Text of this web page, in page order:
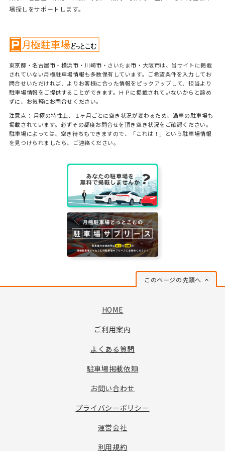
場探しをサポートします。
東京都・名古屋市・横浜市・川崎市・さいたま市・大阪市は、当サイトに掲載
されていない月極駐車場情報も多数保有しています。ご希望条件を入力してお
問合せいただければ、よりお客様に合った情報をピックアップして、担当より
駐車場情報をご提供することができます。ＨＰに掲載されていないからと諦め
ずに、お気軽にお問合せください。
注意点： 月極の特性上、１ヶ月ごとに空き状況が変わるため、満車の駐車場も
掲載されています。必ずその都度お問合せを頂き空き状況をご確認ください。
駐車場によっては、空き待ちもできますので、「これは！」という駐車場情報
を見つけられましたら、ご連絡ください。
このページの先頭へ
HOME
ご利用案内
よくある質問
駐車場掲載依頼
お問い合わせ
プライバシーポリシー
運営会社
利用規約